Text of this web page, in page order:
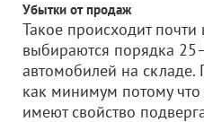
Убытки от продаж
Такое происходит
выбираются порядка
автомобилей на
как минимум потому
имеют свойство